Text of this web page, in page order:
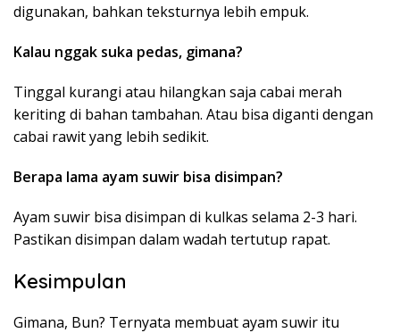
digunakan, bahkan teksturnya lebih empuk.
Kalau nggak suka pedas, gimana?
Tinggal kurangi atau hilangkan saja cabai merah
keriting di bahan tambahan. Atau bisa diganti dengan
cabai rawit yang lebih sedikit.
Berapa lama ayam suwir bisa disimpan?
Ayam suwir bisa disimpan di kulkas selama 2-3 hari.
Pastikan disimpan dalam wadah tertutup rapat.
Kesimpulan
Gimana, Bun? Ternyata membuat ayam suwir itu